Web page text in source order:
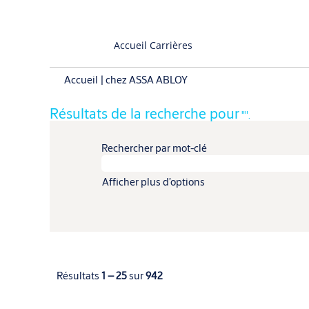
Accueil Carrières
Accueil | chez ASSA ABLOY(page
Résultats de la recherche pour"".
Rechercher par mot-clé
Afficher plus d’options
Résultats 1 – 25sur942